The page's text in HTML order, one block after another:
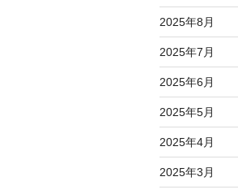
2025年8月
2025年7月
2025年6月
2025年5月
2025年4月
2025年3月